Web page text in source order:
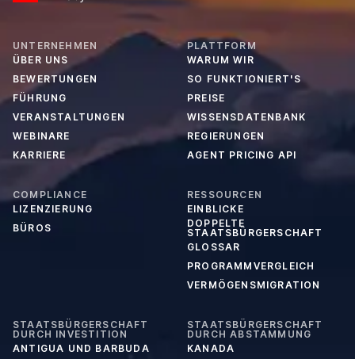
UNTERNEHMEN
ÜBER UNS
BEWERTUNGEN
FÜHRUNG
VERANSTALTUNGEN
WEBINARE
KARRIERE
PLATTFORM
WARUM WIR
SO FUNKTIONIERT'S
PREISE
WISSENSDATENBANK
REGIERUNGEN
AGENT PRICING API
COMPLIANCE
LIZENZIERUNG
BÜROS
RESSOURCEN
EINBLICKE
DOPPELTE
STAATSBÜRGERSCHAFT
GLOSSAR
PROGRAMMVERGLEICH
VERMÖGENSMIGRATION
STAATSBÜRGERSCHAFT
DURCH INVESTITION
ANTIGUA UND BARBUDA
STAATSBÜRGERSCHAFT
DURCH ABSTAMMUNG
KANADA